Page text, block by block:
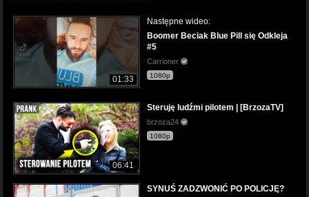
01:33
Następne wideo:
Boomer Beciak Blue Pill się Odkleja
#5
Carrioner
1080p
06:41
Steruję ludźmi pilotem | [BrzozaTV]
brzoza24
1080p
SYNUŚ ZADZWONIĆ PO POLICJĘ?